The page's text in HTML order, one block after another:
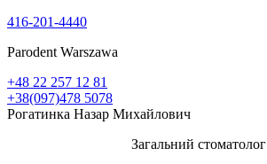
416-201-4440
Parodent Warszawa
+48 22 257 12 81
+38(097)478 5078
Рогатинка Назар Михайлович
Загальний стоматолог